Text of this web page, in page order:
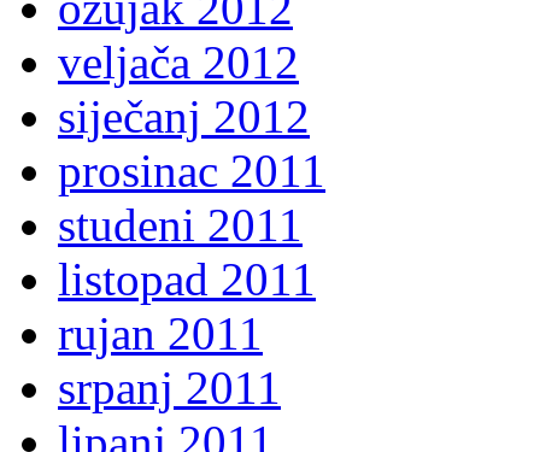
veljača 2012
siječanj 2012
prosinac 2011
studeni 2011
listopad 2011
rujan 2011
srpanj 2011
lipanj 2011